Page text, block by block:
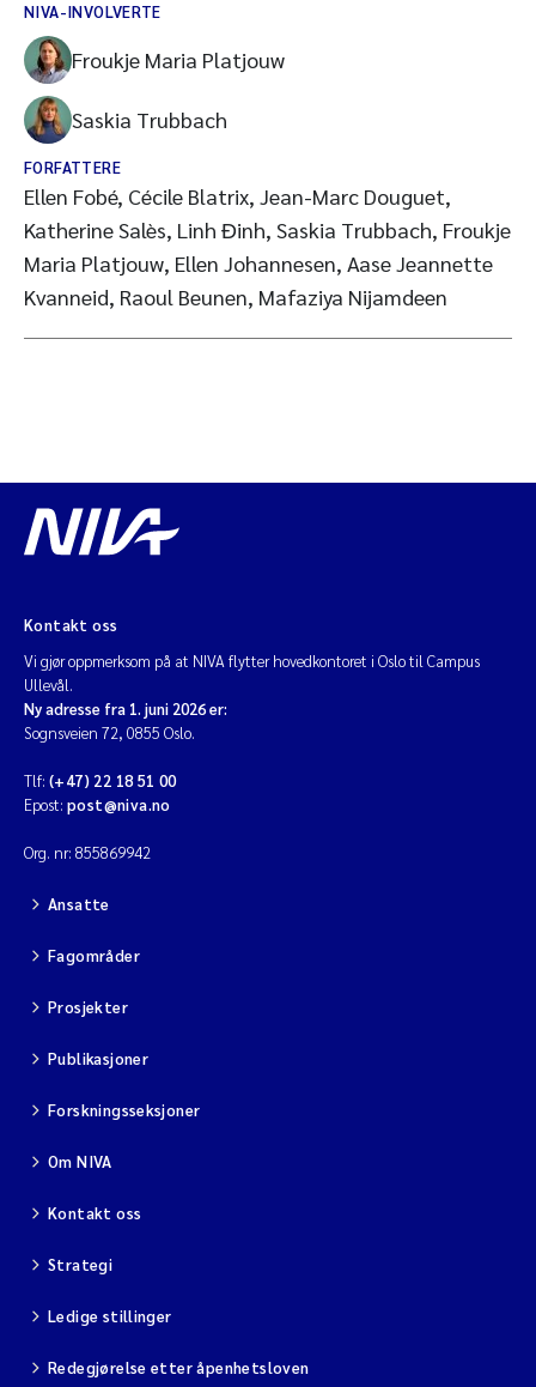
NIVA-INVOLVERTE
Froukje Maria Platjouw
Saskia Trubbach
FORFATTERE
Ellen Fobé, Cécile Blatrix, Jean-Marc Douguet,
Katherine Salès, Linh Đinh, Saskia Trubbach, Froukje
Maria Platjouw, Ellen Johannesen, Aase Jeannette
Kvanneid, Raoul Beunen, Mafaziya Nijamdeen
Kontakt oss
Vi gjør oppmerksom på at NIVA flytter hovedkontoret i Oslo til Campus
Ullevål.
Ny adresse fra 1. juni 2026 er:
Sognsveien 72, 0855 Oslo.
Tlf: (+47) 22 18 51 00
Epost: post@niva.no
Org. nr: 855869942
Ansatte
Fagområder
Prosjekter
Publikasjoner
Forskningsseksjoner
Om NIVA
Kontakt oss
Strategi
Ledige stillinger
Redegjørelse etter åpenhetsloven